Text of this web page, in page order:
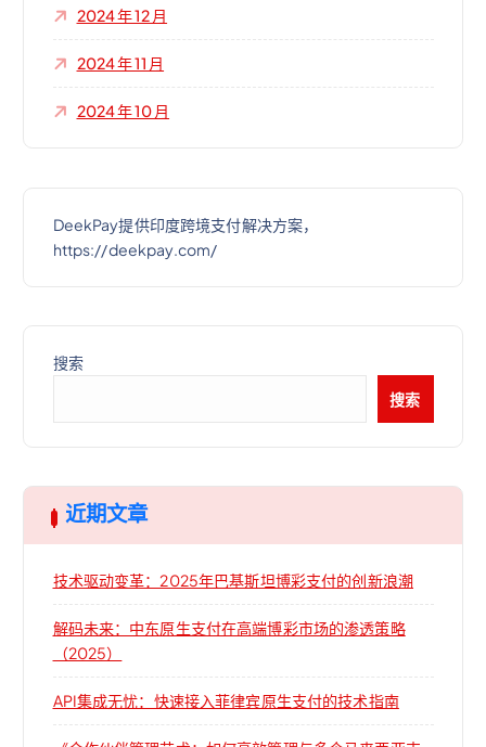
2024 年 12 月
2024 年 11 月
2024 年 10 月
DeekPay提供印度跨境支付解决方案，
https://deekpay.com/
搜索
搜索
近期文章
技术驱动变革：2025年巴基斯坦博彩支付的创新浪潮
解码未来：中东原生支付在高端博彩市场的渗透策略
（2025）
API集成无忧：快速接入菲律宾原生支付的技术指南